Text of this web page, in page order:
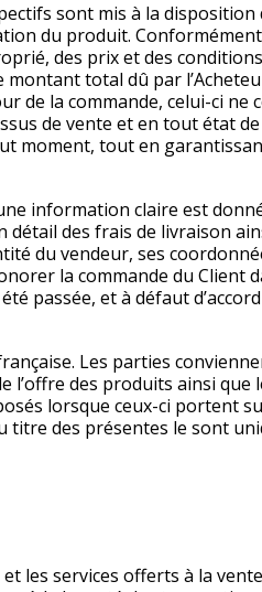
sont mis à la disposition
du produit.
des prix et des
total dû par
de la commande, celui-ci
de vente et en tout état
moment, tout en
information claire est
des frais de livraison
du vendeur, ses
la commande du
passée, et à défaut
Les parties
l’offre des produits ainsi
lorsque ceux-ci portent
des présentes le sont
les services offerts à la